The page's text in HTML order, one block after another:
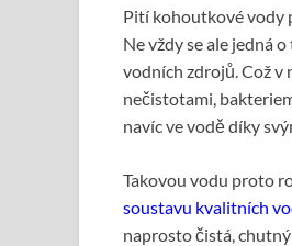
Pití kohoutkové vody
Ne vždy se ale jedná
vodních zdrojů. Což v
nečistotami,
navíc ve vodě díky
Takovou vodu proto
soustavu kvalitních
naprosto čistá,